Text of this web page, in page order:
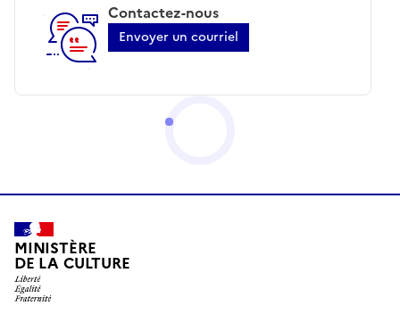
Contactez-nous
Envoyer un courriel
MINISTÈRE
DE LA CULTURE